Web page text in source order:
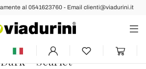
al 0541623760 - Email clienti@viadurini.it
Prec Succ
Eero Saarinen H 74 con
in Marmo Emperador
Dark - Scarlet